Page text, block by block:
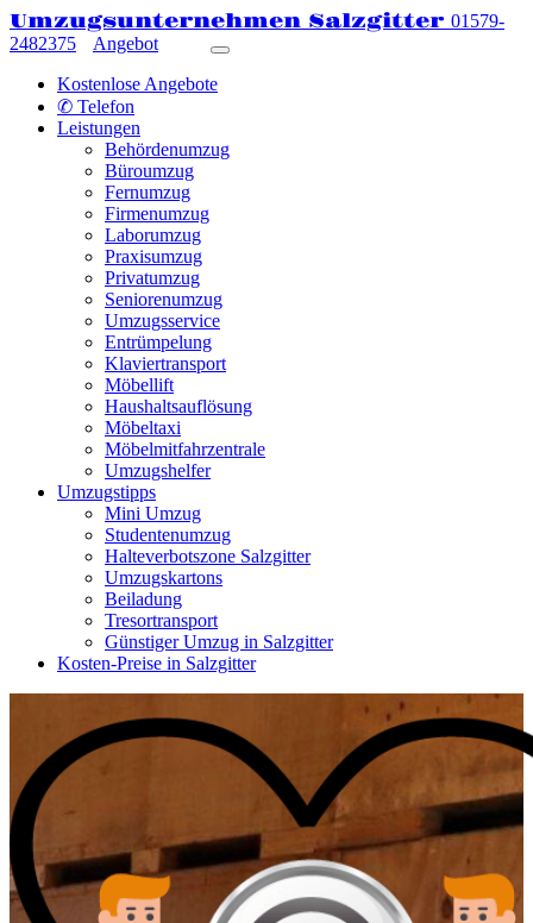
Umzugsunternehmen Salzgitter 01579-
2482375
Angebot
Kostenlose Angebote
✆ Telefon
Leistungen
Behördenumzug
Büroumzug
Fernumzug
Firmenumzug
Laborumzug
Praxisumzug
Privatumzug
Seniorenumzug
Umzugsservice
Entrümpelung
Klaviertransport
Möbellift
Haushaltsauflösung
Möbeltaxi
Möbelmitfahrzentrale
Umzugshelfer
Umzugstipps
Mini Umzug
Studentenumzug
Halteverbotszone Salzgitter
Umzugskartons
Beiladung
Tresortransport
Günstiger Umzug in Salzgitter
Kosten-Preise in Salzgitter